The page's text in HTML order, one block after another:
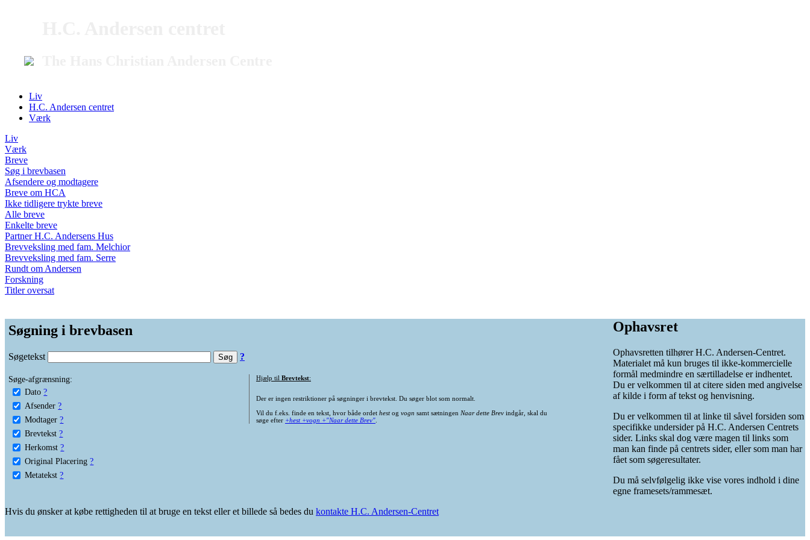
Liv
H.C. Andersen centret
Værk
Liv
Værk
Breve
Søg i brevbasen
Afsendere og modtagere
Breve om HCA
Ikke tidligere trykte breve
Alle breve
Enkelte breve
Partner H.C. Andersens Hus
Brevveksling med fam. Melchior
Brevveksling med fam. Serre
Rundt om Andersen
Forskning
Titler oversat
Søgning i brevbasen
Søgetekst ?
Søge-afgrænsning:
Dato ?
Afsender ?
Modtager ?
Brevtekst ?
Herkomst ?
Original Placering ?
Metatekst ?
Hjælp til Brevtekst:
Der er ingen restriktioner på søgninger i brevtekst. Du søger blot som normalt.
Vil du f.eks. finde en tekst, hvor både ordet hestog vogn samt sætningen Naar dette Brevindgår, skal du
søge efter +hest +vogn +"Naar dette Brev".
Ophavsret
Ophavsretten tilhører H.C. Andersen-Centret.
Materialet må kun bruges til ikke-kommercielle
formål medmindre en særtilladelse er indhentet.
Du er velkommen til at citere siden med angivelse
af kilde i form af tekst og henvisning.
Du er velkommen til at linke til såvel forsiden som
specifikke undersider på H.C. Andersen Centrets
sider. Links skal dog være magen til links som
man kan finde på centrets sider, eller som man har
fået som søgeresultater.
Du må selvfølgelig ikke vise vores indhold i dine
egne framesets/rammesæt.
Hvis du ønsker at købe rettigheden til at bruge en tekst eller et billede så bedes du kontakte H.C. Andersen-Centret